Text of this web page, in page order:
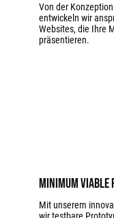
Von der
entwickeln wir
Websites, die Ihre
präsentieren.
Mit unserem
Minimum